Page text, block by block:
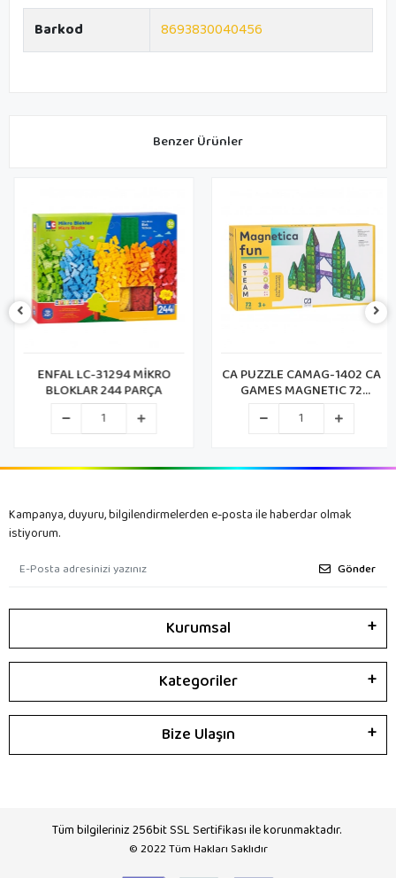
Barkod
8693830040456
Benzer Ürünler
ENFAL LC-31294 MİKRO
BLOKLAR 244 PARÇA
CA PUZZLE CAMAG-1402 CA
GAMES MAGNETIC 72
PARÇA
Kampanya, duyuru, bilgilendirmelerden e-posta ile haberdar olmak
istiyorum.
Gönder
Kurumsal
Kategoriler
Bize Ulaşın
Tüm bilgileriniz 256bit SSL Sertifikası ile korunmaktadır.
© 2022Tüm Hakları Saklıdır